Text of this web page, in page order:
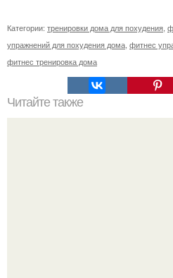
Категории: тренировки дома для похудения
упражнений для похудения дома фитнес
фитнес тренировка дома
Читайте также